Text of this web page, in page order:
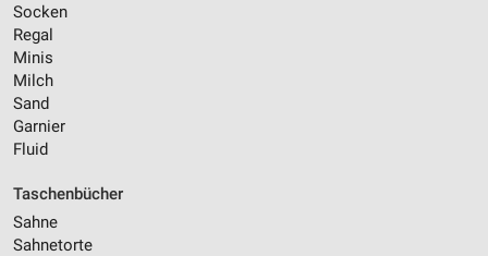
Socken
Regal
Minis
Milch
Sand
Garnier
Fluid
Taschenbücher
Sahne
Sahnetorte